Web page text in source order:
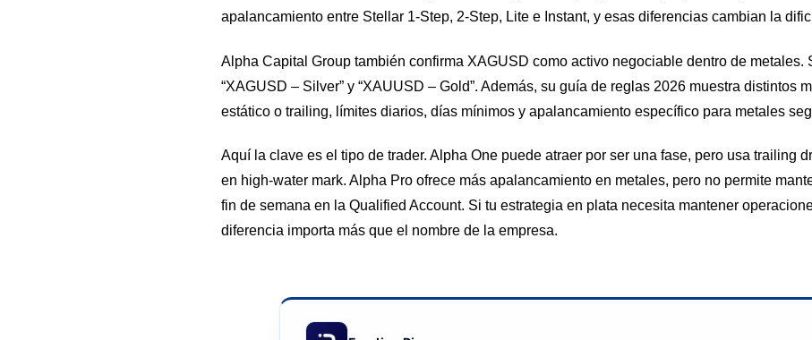
apalancamiento entre Stellar 1-Step, 2-Step, Lite e Instant, y esas diferencias cambian la
Alpha Capital Group también confirma XAGUSD como activo negociable dentro de metales.
“XAGUSD – Silver” y “XAUUSD – Gold”. Además, su guía de reglas 2026 muestra distintos
estático o trailing, límites diarios, días mínimos y apalancamiento específico para metales
Aquí la clave es el tipo de trader. Alpha One puede atraer por ser una fase, pero usa trailing
en high-water mark. Alpha Pro ofrece más apalancamiento en metales, pero no permite
fin de semana en la Qualified Account. Si tu estrategia en plata necesita mantener
diferencia importa más que el nombre de la empresa.